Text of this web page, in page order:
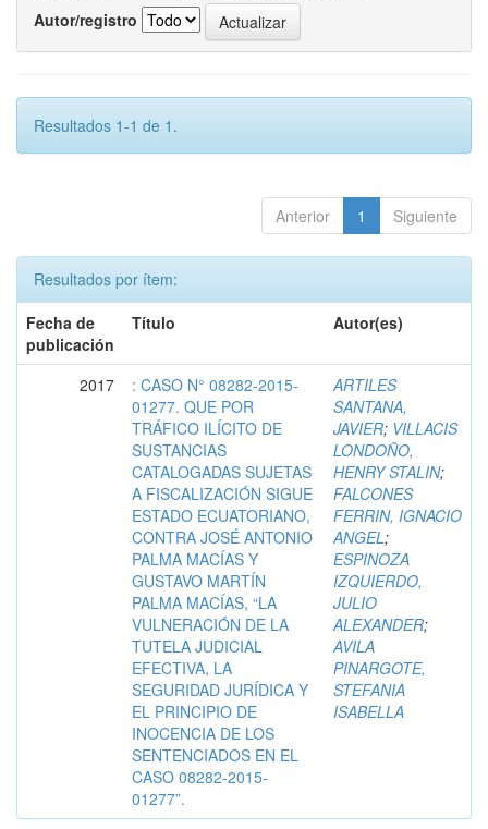
Autor/registro
Resultados 1-1 de 1.
Anterior 1 Siguiente
Resultados por ítem:
Fecha de
publicación
Título Autor(es)
2017
: CASO N° 08282-2015-
01277. QUE POR
TRÁFICO ILÍCITO DE
SUSTANCIAS
CATALOGADAS SUJETAS
A FISCALIZACIÓN SIGUE
ESTADO ECUATORIANO,
CONTRA JOSÉ ANTONIO
PALMA MACÍAS Y
GUSTAVO MARTÍN
PALMA MACÍAS, “LA
VULNERACIÓN DE LA
TUTELA JUDICIAL
EFECTIVA, LA
SEGURIDAD JURÍDICA Y
EL PRINCIPIO DE
INOCENCIA DE LOS
SENTENCIADOS EN EL
CASO 08282-2015-
01277”.
ARTILES
SANTANA,
JAVIER; VILLACIS
LONDOÑO,
HENRY STALIN;
FALCONES
FERRIN, IGNACIO
ANGEL;
ESPINOZA
IZQUIERDO,
JULIO
ALEXANDER;
AVILA
PINARGOTE,
STEFANIA
ISABELLA